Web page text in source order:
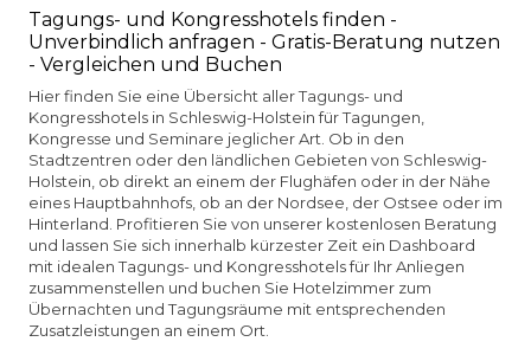
Tagungs- und Kongresshotels finden -
Unverbindlich anfragen - Gratis-Beratung nutzen
- Vergleichen und Buchen
Hier finden Sie eine Übersicht aller Tagungs- und
Kongresshotels in Schleswig-Holstein für Tagungen,
Kongresse und Seminare jeglicher Art. Ob in den
Stadtzentren oder den ländlichen Gebieten von Schleswig-
Holstein, ob direkt an einem der Flughäfen oder in der Nähe
eines Hauptbahnhofs, ob an der Nordsee, der Ostsee oder im
Hinterland. Profitieren Sie von unserer kostenlosen Beratung
und lassen Sie sich innerhalb kürzester Zeit ein Dashboard
mit idealen Tagungs- und Kongresshotels für Ihr Anliegen
zusammenstellen und buchen Sie Hotelzimmer zum
Übernachten und Tagungsräume mit entsprechenden
Zusatzleistungen an einem Ort.